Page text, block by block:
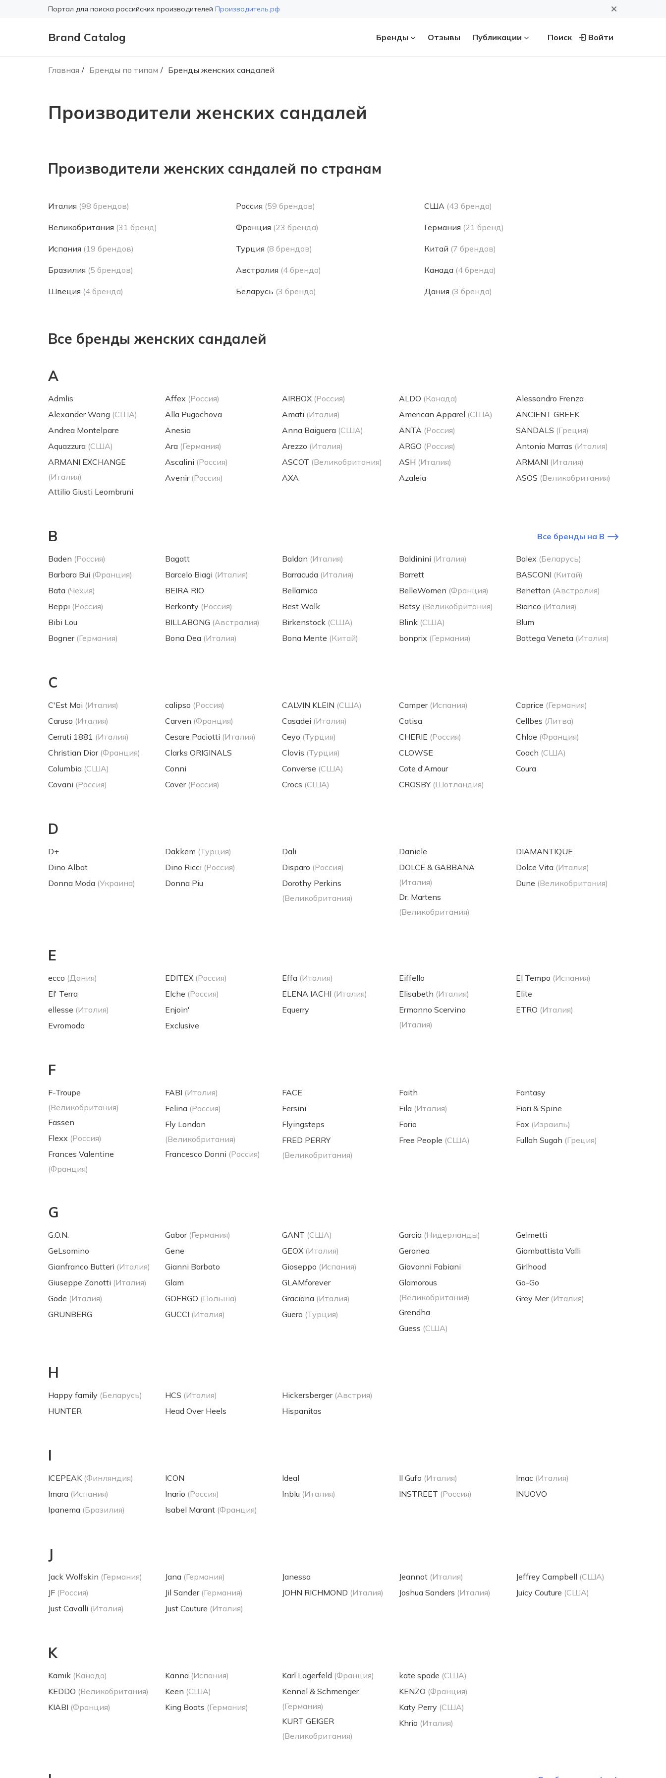
Портал для поиска российских производителей Производитель.рф
Brand Catalog Бренды Отзывы Публикации Поиск Войти
Главная Бренды по типам Бренды женских сандалей
Производители женских сандалей
Производители женских сандалей по странам
Италия (98 брендов) Россия (59 брендов) США (43 бренда)
Великобритания (31 бренд) Франция (23 бренда) Германия (21 бренд)
Испания (19 брендов) Турция (8 брендов) Китай (7 брендов)
Бразилия (5 брендов) Австралия (4 бренда) Канада (4 бренда)
Швеция (4 бренда) Беларусь (3 бренда) Дания (3 бренда)
Все бренды женских сандалей
A
Admlis
Alexander Wang (США)
Andrea Montelpare
Aquazzura (США)
ARMANI EXCHANGE
(Италия)
Attilio Giusti Leombruni
Affex (Россия)
Alla Pugachova
Anesia
Ara (Германия)
Ascalini (Россия)
Avenir (Россия)
AIRBOX (Россия)
Amati (Италия)
Anna Baiguera (США)
Arezzo (Италия)
ASCOT (Великобритания)
AXA
ALDO (Канада)
American Apparel (США)
ANTA (Россия)
ARGO (Россия)
ASH (Италия)
Azaleia
Alessandro Frenza
ANCIENT GREEK
SANDALS (Греция)
Antonio Marras (Италия)
ARMANI (Италия)
ASOS (Великобритания)
B Все бренды на B
Baden (Россия)
Barbara Bui (Франция)
Bata (Чехия)
Beppi (Россия)
Bibi Lou
Bogner (Германия)
Bagatt
Barcelo Biagi (Италия)
BEIRA RIO
Berkonty (Россия)
BILLABONG (Австралия)
Bona Dea (Италия)
Baldan (Италия)
Barracuda (Италия)
Bellamica
Best Walk
Birkenstock (США)
Bona Mente (Китай)
Baldinini (Италия)
Barrett
BelleWomen (Франция)
Betsy (Великобритания)
Blink (США)
bonprix (Германия)
Balex (Беларусь)
BASCONI (Китай)
Benetton (Австралия)
Bianco (Италия)
Blum
Bottega Veneta (Италия)
C
C'Est Moi (Италия)
Caruso (Италия)
Cerruti 1881 (Италия)
Christian Dior (Франция)
Columbia (США)
Covani (Россия)
calipso (Россия)
Carven (Франция)
Cesare Paciotti (Италия)
Clarks ORIGINALS
Conni
Cover (Россия)
CALVIN KLEIN (США)
Casadei (Италия)
Ceyo (Турция)
Clovis (Турция)
Converse (США)
Crocs (США)
Camper (Испания)
Catisa
CHERIE (Россия)
CLOWSE
Cote d'Amour
CROSBY (Шотландия)
Caprice (Германия)
Cellbes (Литва)
Chloe (Франция)
Coach (США)
Coura
D
D+
Dino Albat
Donna Moda (Украина)
Dakkem (Турция)
Dino Ricci (Россия)
Donna Piu
Dali
Disparo (Россия)
Dorothy Perkins
(Великобритания)
Daniele
DOLCE & GABBANA
(Италия)
Dr. Martens
(Великобритания)
DIAMANTIQUE
Dolce Vita (Италия)
Dune (Великобритания)
E
ecco (Дания)
El' Terra
ellesse (Италия)
Evromoda
EDITEX (Россия)
Elche (Россия)
Enjoin'
Exclusive
Effa (Италия)
ELENA IACHI (Италия)
Equerry
Eiffello
Elisabeth (Италия)
Ermanno Scervino
(Италия)
El Tempo (Испания)
Elite
ETRO (Италия)
F
F-Troupe
(Великобритания)
Fassen
Flexx (Россия)
Frances Valentine
(Франция)
FABI (Италия)
Felina (Россия)
Fly London
(Великобритания)
Francesco Donni (Россия)
FACE
Fersini
Flyingsteps
FRED PERRY
(Великобритания)
Faith
Fila (Италия)
Forio
Free People (США)
Fantasy
Fiori & Spine
Fox (Израиль)
Fullah Sugah (Греция)
G
G.O.N.
GeLsomino
Gianfranco Butteri (Италия)
Giuseppe Zanotti (Италия)
Gode (Италия)
GRUNBERG
Gabor (Германия)
Gene
Gianni Barbato
Glam
GOERGO (Польша)
GUCCI (Италия)
GANT (США)
GEOX (Италия)
Gioseppo (Испания)
GLAMforever
Graciana (Италия)
Guero (Турция)
Garcia (Нидерланды)
Geronea
Giovanni Fabiani
Glamorous
(Великобритания)
Grendha
Guess (США)
Gelmetti
Giambattista Valli
Girlhood
Go-Go
Grey Mer (Италия)
H
Happy family (Беларусь)
HUNTER
HCS (Италия)
Head Over Heels
Hickersberger (Австрия)
Hispanitas
I
ICEPEAK (Финляндия)
Imara (Испания)
Ipanema (Бразилия)
ICON
Inario (Россия)
Isabel Marant (Франция)
Ideal
Inblu (Италия)
Il Gufo (Италия)
INSTREET (Россия)
Imac (Италия)
INUOVO
J
Jack Wolfskin (Германия)
JF (Россия)
Just Cavalli (Италия)
Jana (Германия)
Jil Sander (Германия)
Just Couture (Италия)
Janessa
JOHN RICHMOND (Италия)
Jeannot (Италия)
Joshua Sanders (Италия)
Jeffrey Campbell (США)
Juicy Couture (США)
K
Kamik (Канада)
KEDDO (Великобритания)
KIABI (Франция)
Kanna (Испания)
Keen (США)
King Boots (Германия)
Karl Lagerfeld (Франция)
Kennel & Schmenger
(Германия)
KURT GEIGER
(Великобритания)
kate spade (США)
KENZO (Франция)
Katy Perry (США)
Khrio (Италия)